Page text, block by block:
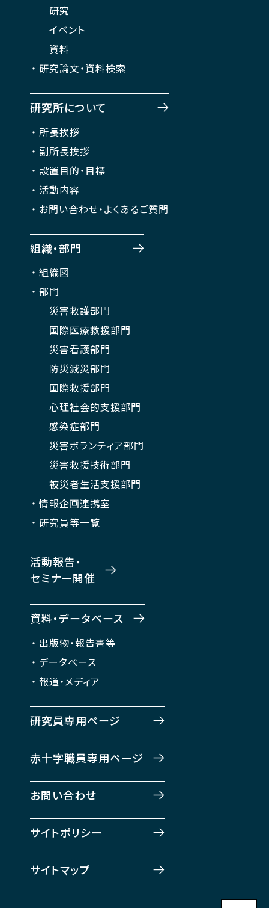
研究
イベント
資料
研究論文・資料検索
研究所について
所長挨拶
副所長挨拶
設置目的・目標
活動内容
お問い合わせ・よくあるご質問
組織・部門
組織図
部門
災害救護部門
国際医療救援部門
災害看護部門
防災減災部門
国際救援部門
心理社会的支援部門
感染症部門
災害ボランティア部門
災害救援技術部門
被災者生活支援部門
情報企画連携室
研究員等一覧
活動報告・
セミナー開催
資料・データベース
出版物・報告書等
データベース
報道・メディア
研究員専用ページ
赤十字職員専用ページ
お問い合わせ
サイトポリシー
サイトマップ